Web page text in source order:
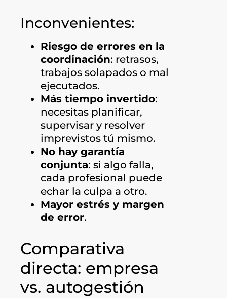
Inconvenientes:
Riesgo de errores en la
coordinación: retrasos,
trabajos solapados o mal
ejecutados.
Más tiempo invertido:
necesitas planificar,
supervisar y resolver
imprevistos tú mismo.
No hay garantía
conjunta: si algo falla,
cada profesional puede
echar la culpa a otro.
Mayor estrés y margen
de error.
Comparativa
directa: empresa
vs. autogestión